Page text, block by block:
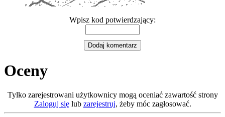
Wpisz kod potwierdzający:
Oceny
Tylko zarejestrowani użytkownicy mogą oceniać zawartość strony
Zaloguj sięlub zarejestruj, żeby móc zagłosować.